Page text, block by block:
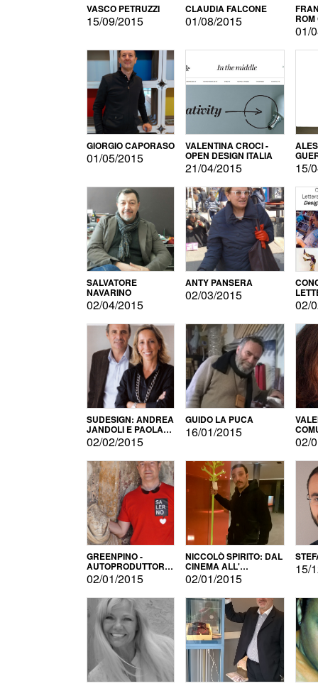
VASCO PETRUZZI
15/09/2015
CLAUDIA FALCONE
01/08/2015
01/
GIORGIO CAPORASO
01/05/2015
VALENTINA CROCI -
OPEN DESIGN ITALIA
21/04/2015 15/
SALVATORE
NAVARINO
02/04/2015
ANTY PANSERA
02/03/2015
02/
SUDESIGN: ANDREA
JANDOLI E PAOLA
PISAPIA
02/02/2015
GUIDO LA PUCA
16/01/2015
02/
GREENPINO -
AUTOPRODUTTORE
PER AMORE
02/01/2015
NICCOLÒ SPIRITO: DAL
CINEMA ALL'
AUTOPRODUZIONE
02/01/2015
15/